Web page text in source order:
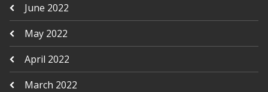
June 2022
May 2022
April 2022
March 2022